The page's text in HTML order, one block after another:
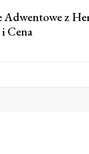
Adwentowe z
Cena